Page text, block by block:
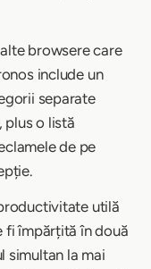
browsere care
include un
separate
plus o listă
de pe
utilă
fi împărțită în două
simultan la mai